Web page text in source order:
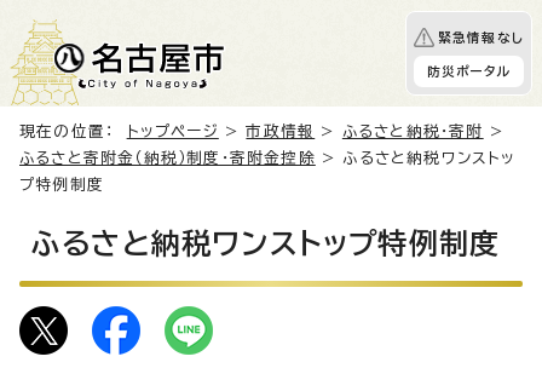
緊急情報なし
防災ポータル
現在の位置： トップページ >市政情報 > ふるさと納税・寄附
>
ふるさと寄附金（納税）制度・寄附金控除 > ふるさと納税ワンストッ
プ特例制度
ふるさと納税ワンストップ特例制度